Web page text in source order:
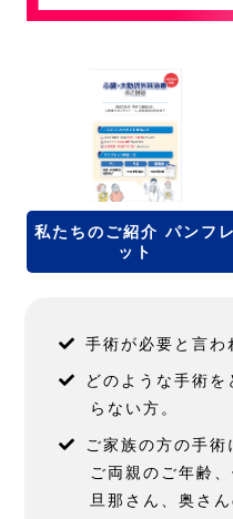
手術が必要と言わ
どのような手術
らない方。
ご家族の方の手術
ご両親のご年齢
旦那さん、奥さ
私たちのご紹介 パンフレ
ット